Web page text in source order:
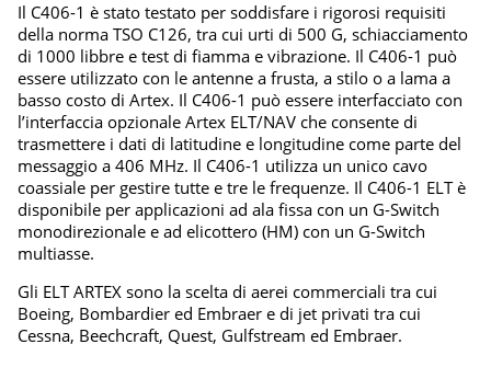
Il C406-1 è stato testato per soddisfare i rigorosi requisiti
della norma TSO C126, tra cui urti di 500 G, schiacciamento
di 1000 libbre e test di fiamma e vibrazione. Il C406-1 può
essere utilizzato con le antenne a frusta, a stilo o a lama a
basso costo di Artex. Il C406-1 può essere interfacciato con
l’interfaccia opzionale Artex ELT/NAV che consente di
trasmettere i dati di latitudine e longitudine come parte del
messaggio a 406 MHz. Il C406-1 utilizza un unico cavo
coassiale per gestire tutte e tre le frequenze. Il C406-1 ELT è
disponibile per applicazioni ad ala fissa con un G-Switch
monodirezionale e ad elicottero (HM) con un G-Switch
multiasse.
Gli ELT ARTEX sono la scelta di aerei commerciali tra cui
Boeing, Bombardier ed Embraer e di jet privati ​​tra cui
Cessna, Beechcraft, Quest, Gulfstream ed Embraer.